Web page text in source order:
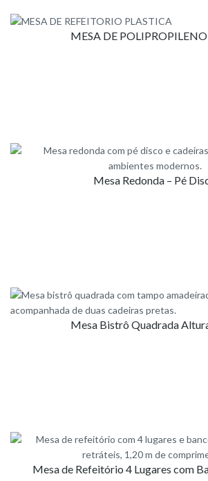
MESA DE
Mesa Redonda – Pé
Mesa Bistrô Quadrada
Mesa de Refeitório 4 Lugares com